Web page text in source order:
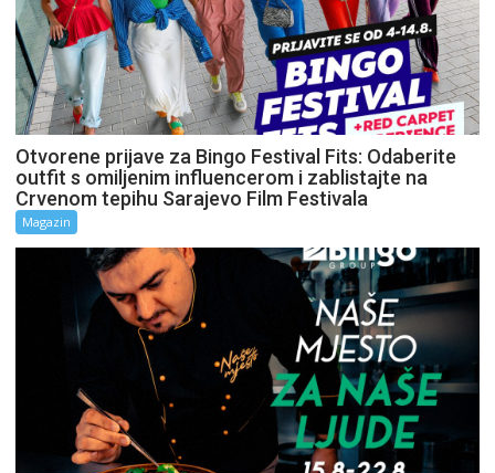
Otvorene prijave za Bingo Festival Fits: Odaberite
outfit s omiljenim influencerom i zablistajte na
Crvenom tepihu Sarajevo Film Festivala
Magazin